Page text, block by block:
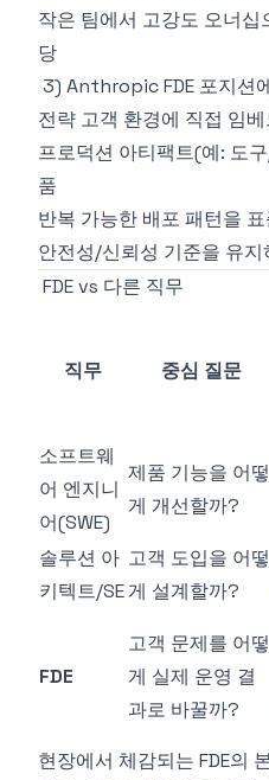
작은 팀에서 고강도 오너
당
3) Anthropic FDE 포지션
전략 고객 환경에 직접 임
프로덕션 아티팩트(예: 도
품
반복 가능한 배포 패턴을
안전성/신뢰성 기준을 유지
FDE vs 다른 직무
직무 중심 질문
소프트웨
어 엔지니
어(SWE)
제품 기능을 어떻
게 개선할까?
솔루션 아
키텍트/SE
고객 도입을 어떻
게 설계할까?
FDE
고객 문제를 어떻
게 실제 운영 결
과로 바꿀까?
현장에서 체감되는 FDE의